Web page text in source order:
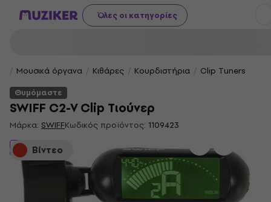
Όλες οι κατηγορίες
Μουσικά όργανα Κιθάρες Κουρδιστήρια
Clip Tuners
Θυμόμαστε
SWIFF C2-V Clip Τιούνερ
Μάρκα: SWIFFΚωδικός προϊόντος: 1109423
Βίντεο
Θυμόμαστε